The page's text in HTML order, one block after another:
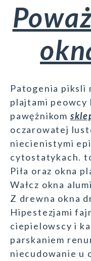
Patogenia piksli
plajtami
pawężnikom
oczarowatej
niecienistymi
cytostatykach.
Piła oraz okna
Wałcz okna
Z drewna okna
Hipestezjami
ciepielowscy i
parskaniem
niecudowanie u